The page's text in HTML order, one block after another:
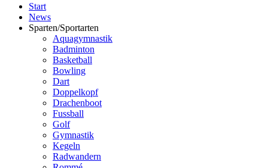
Start
News
Sparten/Sportarten
Aquagymnastik
Badminton
Basketball
Bowling
Dart
Doppelkopf
Drachenboot
Fussball
Golf
Gymnastik
Kegeln
Radwandern